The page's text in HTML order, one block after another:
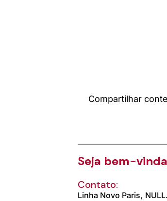
Compartilhar
Seja bem-
Contato:
Linha Novo Paris, NULL.